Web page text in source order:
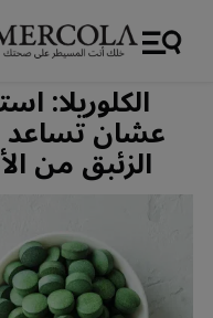
الكلوريلا:
عشان
الزئبق من